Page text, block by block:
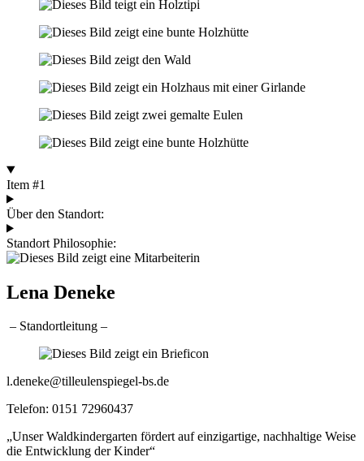
Item #1
Über den Standort:
Standort Philosophie:
Lena Deneke
– Standortleitung –
l.deneke@tilleulenspiegel-bs.de
Telefon: 0151 72960437
„Unser Waldkindergarten fördert auf einzigartige, nachhaltige Weise
die Entwicklung der Kinder“